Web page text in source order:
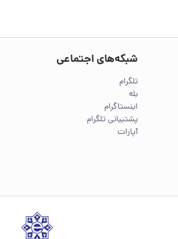
شبکه‌های اجتماعی
تلگرام
بله
اینستاگرام
پشتیبانی تلگرام
آپارات